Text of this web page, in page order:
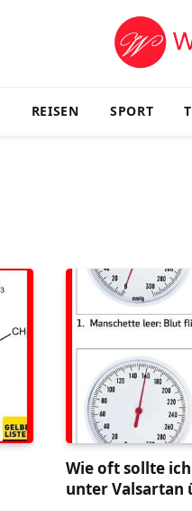
REISEN SPORT
Wie oft sollte
unter Valsartan